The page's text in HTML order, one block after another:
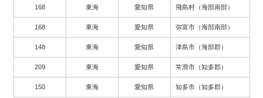
168 東海 愛知県 飛島村（海部南部）
168 東海 愛知県 弥富市（海部南部）
148 東海 愛知県 津島市（海部郡）
209 東海 愛知県 常滑市（知多郡）
150 東海 愛知県 知多市（知多郡）